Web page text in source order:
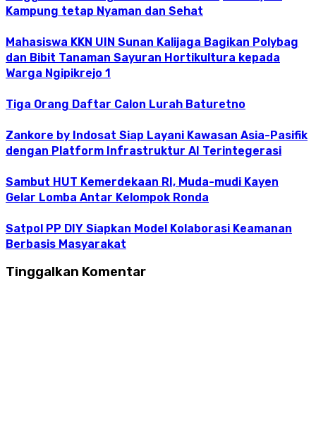
Kampung tetap Nyaman dan Sehat
Mahasiswa KKN UIN Sunan Kalijaga Bagikan Polybag
dan Bibit Tanaman Sayuran Hortikultura kepada
Warga Ngipikrejo 1
Tiga Orang Daftar Calon Lurah Baturetno
Zankore by Indosat Siap Layani Kawasan Asia-Pasifik
dengan Platform Infrastruktur AI Terintegerasi
Sambut HUT Kemerdekaan RI, Muda-mudi Kayen
Gelar Lomba Antar Kelompok Ronda
Satpol PP DIY Siapkan Model Kolaborasi Keamanan
Berbasis Masyarakat
Tinggalkan Komentar